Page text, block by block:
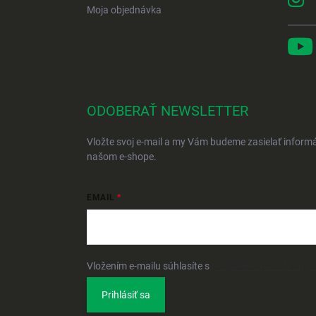
Moja objednávka
ODOBERAŤ NEWSLETTER
Vložte svoj e-mail a my Vám budeme zasielať
našom e-shope.
EMAIL
Vložením e-mailu súhlasíte s
Prihlásiť sa